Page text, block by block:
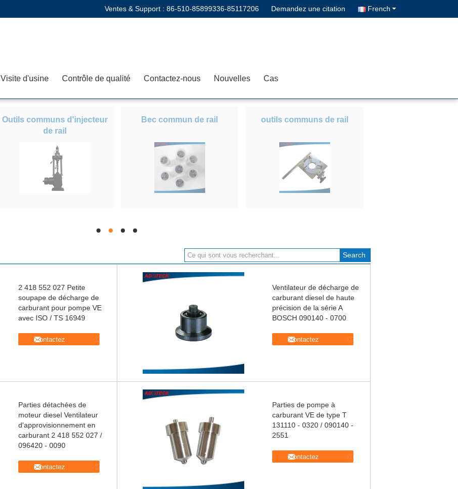
Ventes & Support : 86-510-85899336-85117206 Demandez une citation French
Visite d'usine Contrôle de qualité Contactez-nous Nouvelles Cas
Outils communs d'injecteur
de rail
Bec commun de rail outils communs de rail
hd hd hd hd
2 418 552 027 Petite
soupape de décharge de
carburant pour pompe VE
avec ISO / TS 16949
Contactez
Ventilateur de décharge de
carburant diesel de haute
précision de la série A
BOSCH 090140 - 0700
Contactez
Parties détachées de
moteur diesel Ventilateur
d'approvisionnement en
carburant 2 418 552 027 /
096420 - 0090
Contactez
Parties de pompe à
carburant VE de type T
131110 - 0320 / 090140 -
2551
Contactez